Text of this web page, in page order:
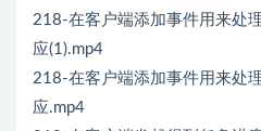
218-在客户端添加事件用来处
应(1).mp4
218-在客户端添加事件用来处
应.mp4